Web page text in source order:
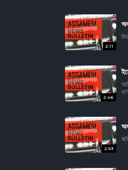
2:11
2:46
2:53